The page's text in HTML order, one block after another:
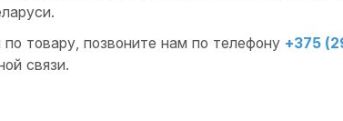
товару, позвоните нам по телефону +375
связи.